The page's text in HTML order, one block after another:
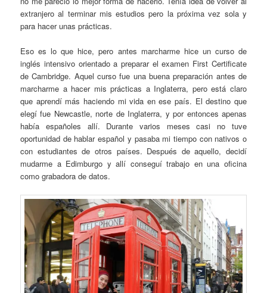
extranjero al terminar mis estudios pero la próxima vez sola y
para hacer unas prácticas.
Eso es lo que hice, pero antes marcharme hice un curso de
inglés intensivo orientado a preparar el examen First Certificate
de Cambridge. Aquel curso fue una buena preparación antes de
marcharme a hacer mis prácticas a Inglaterra, pero está claro
que aprendí más haciendo mi vida en ese país. El destino que
elegí fue Newcastle, norte de Inglaterra, y por entonces apenas
había españoles allí. Durante varios meses casi no tuve
oportunidad de hablar español y pasaba mi tiempo con nativos o
con estudiantes de otros países. Después de aquello, decidí
mudarme a Edimburgo y allí conseguí trabajo en una oficina
como grabadora de datos.